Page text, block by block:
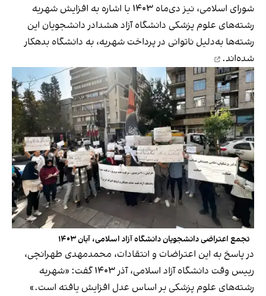
شورای اسلامی، نیز دی‌ماه ۱۴۰۳ با اشاره به افزایش شهریه
رشته‌های علوم پزشکی دانشگاه آزاد هشدادر دانشجویان این
رشته‌ها به‌دلیل ناتوانی در پرداخت شهریه، به دانشگاه بدهکار
شده‌اند.
تجمع اعتراضی دانشجویان دانشگاه آزاد اسلامی، آبان ۱۴۰۳
در پاسخ به این اعتراضات و انتقادات، محمدمهدی طهرانچی،
رییس وقت دانشگاه آزاد اسلامی، آذر ۱۴۰۳ گفت: «شهریه
رشته‌های علوم پزشکی بر اساس عدل افزایش یافته است.»